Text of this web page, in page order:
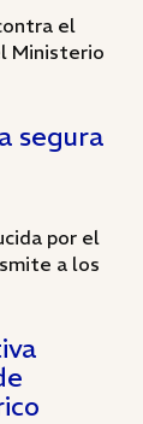
el
Ministerio
segura
por el
a los